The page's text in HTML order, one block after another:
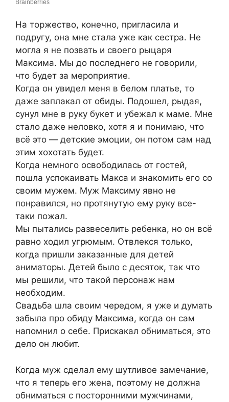
На торжество, конечно, пригласила и
подругу, она мне стала уже как сестра. Не
могла я не позвать и своего рыцаря
Максима. Мы до последнего не говорили,
что будет за мероприятие.
Когда он увидел меня в белом платье, то
даже заплакал от обиды. Подошел, рыдая,
сунул мне в руку букет и убежал к маме. Мне
стало даже неловко, хотя я и понимаю, что
всё это — детские эмоции, он потом сам над
этим хохотать будет.
Когда немного освободилась от гостей,
пошла успокаивать Макса и знакомить его со
своим мужем. Муж Максиму явно не
понравился, но протянутую ему руку все-
таки пожал.
Мы пытались развеселить ребенка, но он всё
равно ходил угрюмым. Отвлекся только,
когда пришли заказанные для детей
аниматоры. Детей было с десяток, так что
мы решили, что такой персонаж нам
необходим.
Свадьба шла своим чередом, я уже и думать
забыла про обиду Максима, когда он сам
напомнил о себе. Прискакал обниматься, это
дело он любит.
Когда муж сделал ему шутливое замечание,
что я теперь его жена, поэтому не должна
обниматься с посторонними мужчинами,